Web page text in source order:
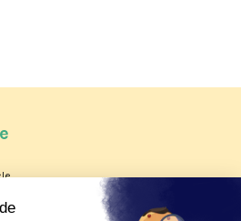
reportages d'été 2026 de KTO